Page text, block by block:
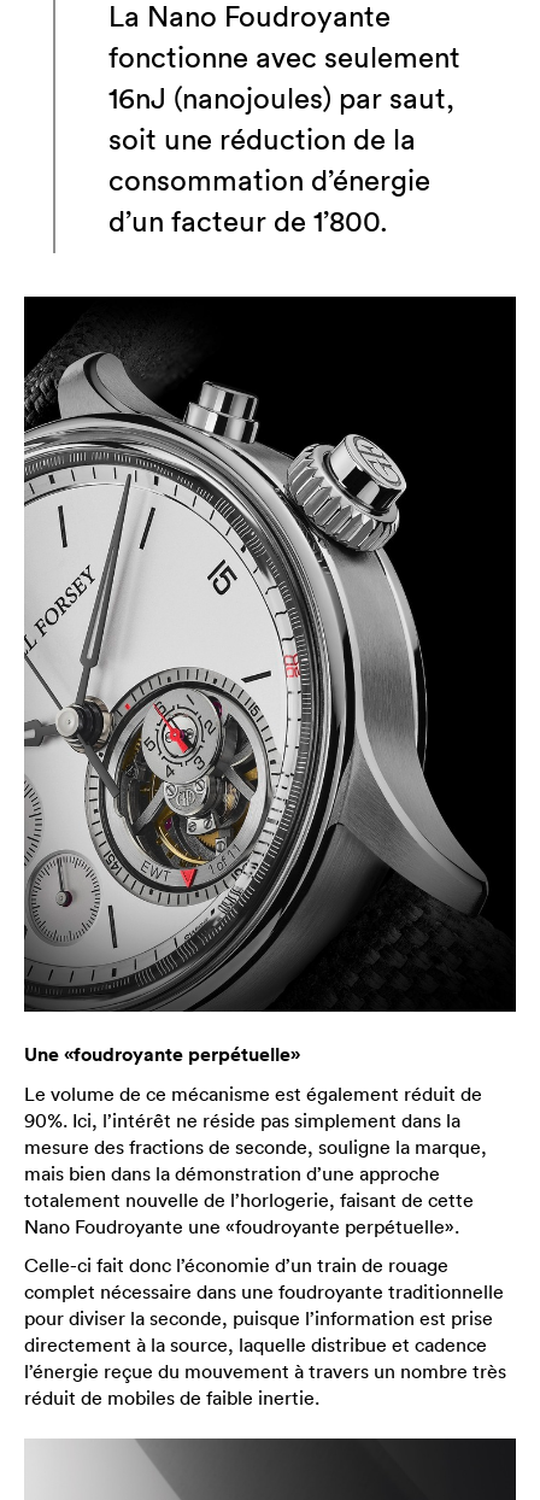
La Nano Foudroyante
fonctionne avec seulement
16nJ (nanojoules) par saut,
soit une réduction de la
consommation d’énergie
d’un facteur de 1’800.
Une «foudroyante perpétuelle»
Le volume de ce mécanisme est également réduit de
90%. Ici, l’intérêt ne réside pas simplement dans la
mesure des fractions de seconde, souligne la marque,
mais bien dans la démonstration d’une approche
totalement nouvelle de l’horlogerie, faisant de cette
Nano Foudroyante une «foudroyante perpétuelle».
Celle-ci fait donc l’économie d’un train de rouage
complet nécessaire dans une foudroyante traditionnelle
pour diviser la seconde, puisque l’information est prise
directement à la source, laquelle distribue et cadence
l’énergie reçue du mouvement à travers un nombre très
réduit de mobiles de faible inertie.